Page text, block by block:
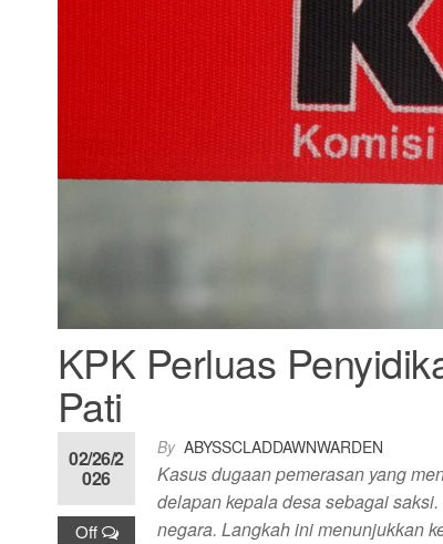
KPK Perluas
Pati
By ABYSSCLADDAWNWARDEN
02/26/2
026
Off
Kasus dugaan pemerasan yang
delapan kepala desa sebagai
negara. Langkah ini menunjukkan